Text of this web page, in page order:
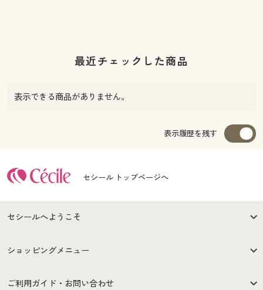
最近チェックした商品
表示できる商品がありません。
表示履歴を残す
セシール トップページへ
セシールへようこそ
はじめての方へ
セシールご利用規約
ショッピングメニュー
商品カテゴリ
ご利用ガイド・お問い合わせ